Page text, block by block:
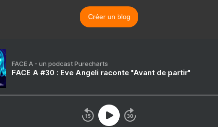
Créer un blog
FACE A - un podcast Purecharts
FACE A #30 : Eve Angeli raconte "Avant de partir"